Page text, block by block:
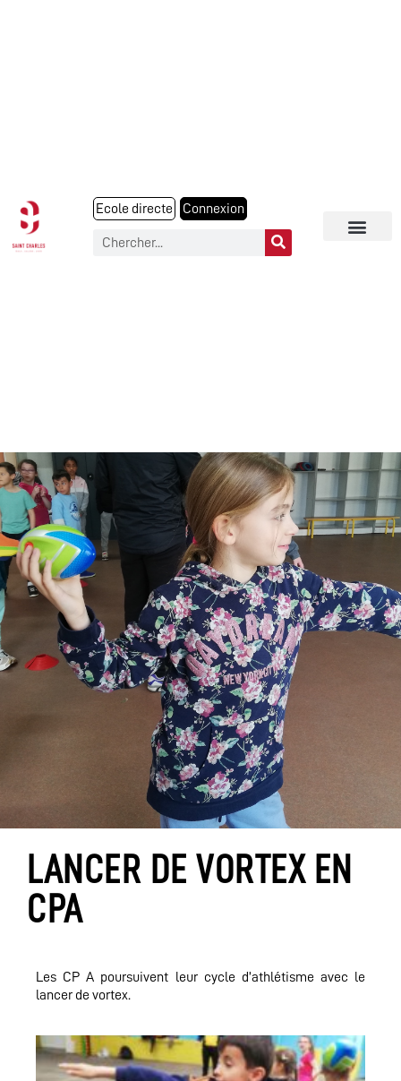
Ecole directe Connexion
LANCER DE VORTEX EN
CPA
Les CP A poursuivent leur cycle d’athlétisme avec le
lancer de vortex.